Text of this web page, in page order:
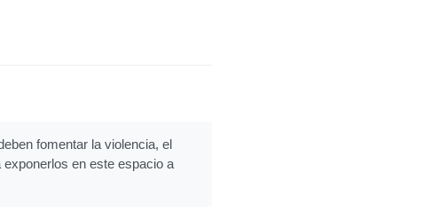
fomentar la violencia, el
en este espacio a